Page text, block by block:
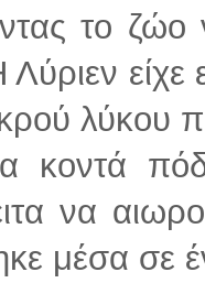
το ζώο
είχε
λύκου
κοντά
να
μέσα σε